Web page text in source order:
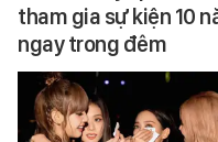
tham gia sự kiện 10
ngay trong đêm